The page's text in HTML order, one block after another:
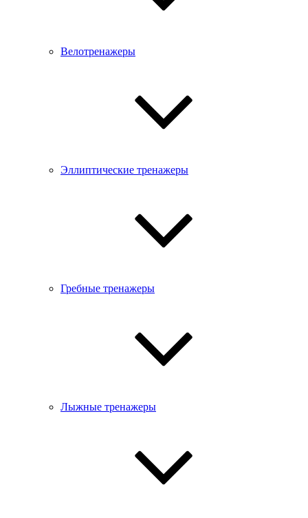
Велотренажеры
Эллиптические тренажеры
Гребные тренажеры
Лыжные тренажеры